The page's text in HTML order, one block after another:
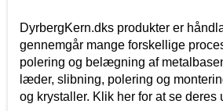
DyrbergKern.dks produkter er
gennemgår mange forskellige
polering og belægning af
læder, slibning, polering og
og krystaller. Klik her for at se deres